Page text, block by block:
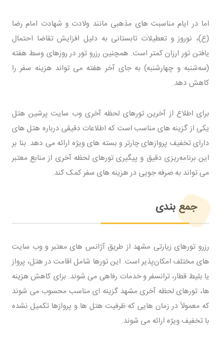
اما در ایام مناسبت ‌های مذهبی مانند ولادت و شهادت امام رضا
(ع)، نوروز و تعطیلات تابستانی به دلیل افزایش تقاضا احتمال
یافتن تور ارزان کمتر است. همچنین رزرو تور در روزهای وسط هفته
(سه‌شنبه و چهارشنبه) به ‌جای آخر هفته می ‌تواند هزینه سفر را
کاهش دهد.
برای اطلاع از آخرین تورهای لحظه آخری وب ‌سایت پرشین هتل
یکی از گزینه‌ های مناسب است که اطلاعات دقیقی درباره هتل ‌های
دارای تخفیف پروازهای چارتر و بسته‌ های ویژه ارائه می ‌دهد. بنا بر
این برنامه‌ریزی دقیق و پیگیری تورهای لحظه آخری از منابع معتبر
می ‌تواند به صرفه ‌جویی در هزینه‌ های سفر کمک کند.
جمع ‌بندی
رزرو تورهای زیارتی مشهد از طریق آژانس ‌های معتبر و وب سایت
های مختلف امکان‌پذیر است. این تورها شامل اقامت در هتل، پرواز
یا بلیط قطار، ترانسفر و خدمات رفاهی می شوند. برای کاهش هزینه
‌ها، تورهای لحظه آخری مشهد گزینه ‌ای مناسب محسوب می ‌شوند
که معمولاً در زمان‌ هایی که ظرفیت هتل ‌ها و پروازها تکمیل نشده
با تخفیف ویژه ارائه می‌ شوند.